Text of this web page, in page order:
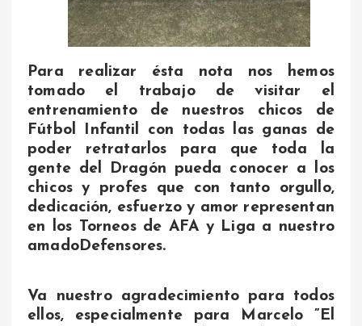
Para realizar ésta nota nos hemos
tomado el trabajo de visitar el
entrenamiento de nuestros chicos de
Fútbol Infantil con todas las ganas de
poder retratarlos para que toda la
gente del Dragón pueda conocer a los
chicos y profes que con tanto orgullo,
dedicación, esfuerzo y amor representan
en los Torneos de AFA y Liga a nuestro
amadoDefensores.
Va nuestro agradecimiento para todos
ellos, especialmente para Marcelo ”El